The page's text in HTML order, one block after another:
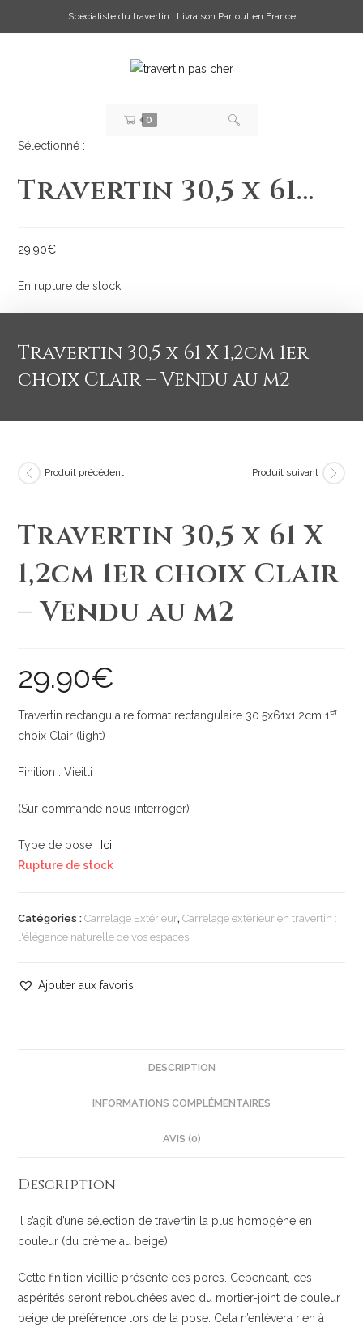
Spécialiste du travertin | Livraison Partout en France
0
Sélectionné :
Travertin 30,5 x 61…
29.90€
En rupture de stock
Travertin 30,5 x 61 X 1,2cm 1er
choix Clair – Vendu au m2
Produit précédent Produit suivant
Travertin 30,5 x 61 X
1,2cm 1er choix Clair
– Vendu au m2
29.90€
Travertin rectangulaire format rectangulaire 30.5x61x1,2cm 1er
choix Clair (light)
Finition : Vieilli
(Sur commande nous interroger)
Type de pose : Ici
Rupture de stock
Catégories :Carrelage Extérieur,Carrelage extérieur en travertin :
l'élégance naturelle de vos espaces
Ajouter aux favoris
DESCRIPTION
INFORMATIONS COMPLÉMENTAIRES
AVIS (0)
Description
Il s’agit d’une sélection de travertin la plus homogène en
couleur (du crème au beige).
Cette finition vieillie présente des pores. Cependant, ces
aspérités seront rebouchées avec du mortier-joint de couleur
beige de préférence lors de la pose. Cela n’enlèvera rien à